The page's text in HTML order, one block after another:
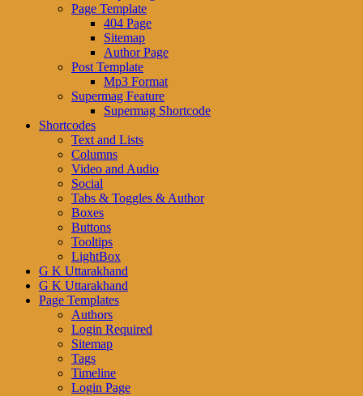
Page Template
404 Page
Sitemap
Author Page
Post Template
Mp3 Format
Supermag Feature
Supermag Shortcode
Shortcodes
Text and Lists
Columns
Video and Audio
Social
Tabs & Toggles & Author
Boxes
Buttons
Tooltips
LightBox
G K Uttarakhand
G K Uttarakhand
Page Templates
Authors
Login Required
Sitemap
Tags
Timeline
Login Page